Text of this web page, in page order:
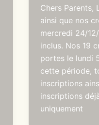
Chers Parents,
ainsi que nos
mercredi 24/
inclus. Nos 19
portes le lundi
cette période,
inscriptions
inscriptions
uniquement